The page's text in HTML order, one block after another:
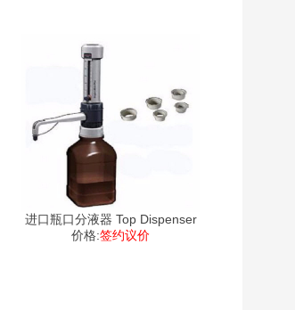
进口瓶口分液器 Top Dispenser
价格:签约议价